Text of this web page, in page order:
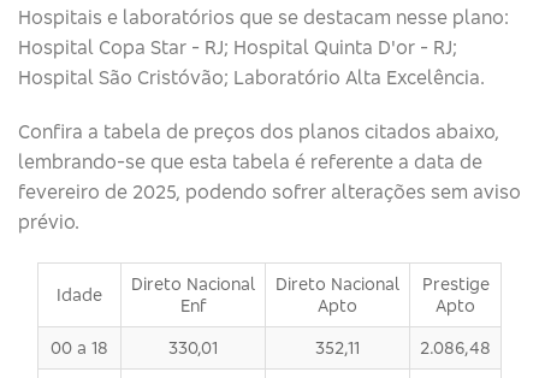
Hospitais e laboratórios que se destacam nesse plano:
Hospital Copa Star - RJ; Hospital Quinta D'or - RJ;
Hospital São Cristóvão; Laboratório Alta Excelência.
Confira a tabela de preços dos planos citados abaixo,
lembrando-se que esta tabela é referente a data de
fevereiro de 2025, podendo sofrer alterações sem aviso
prévio.
Idade
Direto Nacional
Enf
Direto Nacional
Apto
Prestige
Apto
00 a 18 330,01 352,11 2.086,48